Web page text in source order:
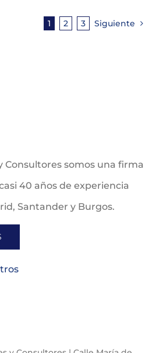
1 2 3 Siguiente
Consultores somos una firma
40 años de experiencia
Santander y Burgos.